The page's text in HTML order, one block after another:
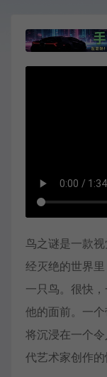
鸟之谜是一款
经灭绝的世界
一只鸟。很快
他的面前。一
将沉浸在一个
代艺术家创作的